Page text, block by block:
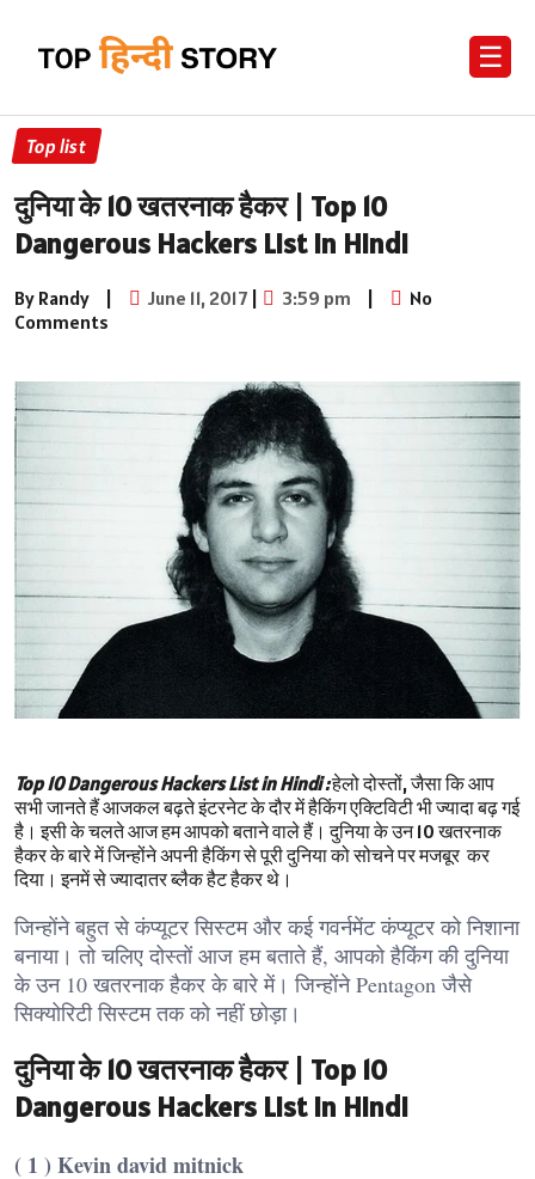
☰
Top list
दुनिया के 10 खतरनाक हैकर | Top 10
Dangerous Hackers List in Hindi
By Randy | June 11, 2017| 3:59 pm |
No
Comments
Top 10 Dangerous Hackers List in Hindi :हेलो दोस्तों, जैसा कि आप
सभी जानते हैं आजकल बढ़ते इंटरनेट के दौर में हैकिंग एक्टिविटी भी ज्यादा बढ़ गई
है। इसी के चलते आज हम आपको बताने वाले हैं। दुनिया के उन 10 खतरनाक
हैकर के बारे में जिन्होंने अपनी हैकिंग से पूरी दुनिया को सोचने पर मजबूर कर
दिया। इनमें से ज्यादातर ब्लैक हैट हैकर थे।
जिन्होंने बहुत से कंप्यूटर सिस्टम और कई गवर्नमेंट कंप्यूटर को निशाना
बनाया। तो चलिए दोस्तों आज हम बताते हैं, आपको हैकिंग की दुनिया
के उन 10 खतरनाक हैकर के बारे में। जिन्होंने Pentagon जैसे
सिक्योरिटी सिस्टम तक को नहीं छोड़ा।
दुनिया के 10 खतरनाक हैकर | Top 10
Dangerous Hackers List in Hindi
( 1 ) Kevin david mitnick